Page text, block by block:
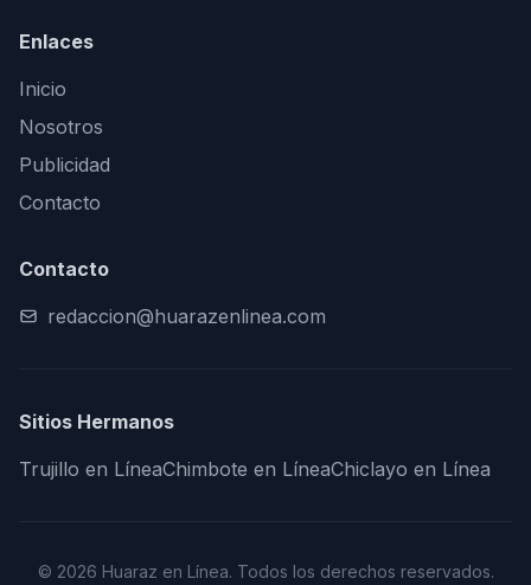
Enlaces
Inicio
Nosotros
Publicidad
Contacto
Contacto
redaccion@huarazenlinea.com
Sitios Hermanos
Trujillo en LíneaChimbote en LíneaChiclayo en Línea
© 2026 Huaraz en Línea. Todos los derechos reservados.